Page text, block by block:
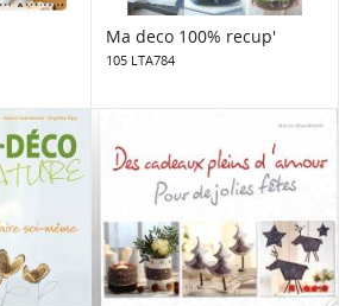
Ma deco 100% recup'
105 LTA784